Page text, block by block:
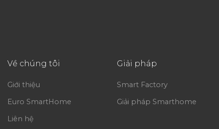
Về chúng tôi
Giới thiệu
Euro SmartHome
Liên hệ
Giải pháp
Smart Factory
Giải pháp Smarthome